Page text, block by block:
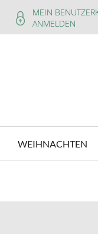
MEIN
ANMELDEN
WEIHNACHTEN